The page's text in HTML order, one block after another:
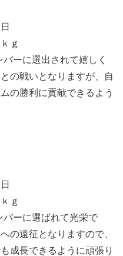
ｇ
ーに選出されて嬉しく
の戦いとなりますが、自
の勝利に貢献できるよう
ｇ
ーに選ばれて光栄で
の遠征となりますので、
成長できるように頑張り